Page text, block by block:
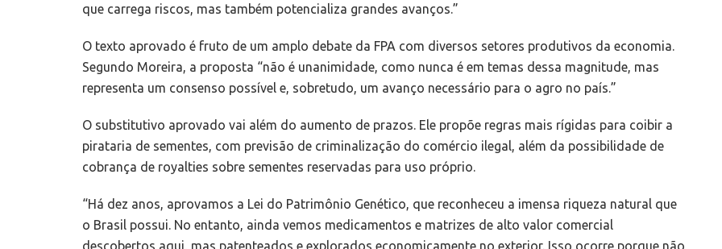
que carrega riscos, mas também potencializa grandes avanços.”
O texto aprovado é fruto de um amplo debate da FPA com diversos setores produtivos da economia.
Segundo Moreira, a proposta “não é unanimidade, como nunca é em temas dessa magnitude, mas
representa um consenso possível e, sobretudo, um avanço necessário para o agro no país.”
O substitutivo aprovado vai além do aumento de prazos. Ele propõe regras mais rígidas para coibir a
pirataria de sementes, com previsão de criminalização do comércio ilegal, além da possibilidade de
cobrança de royalties sobre sementes reservadas para uso próprio.
“Há dez anos, aprovamos a Lei do Patrimônio Genético, que reconheceu a imensa riqueza natural que
o Brasil possui. No entanto, ainda vemos medicamentos e matrizes de alto valor comercial
descobertos aqui, mas patenteados e explorados economicamente no exterior. Isso ocorre porque não